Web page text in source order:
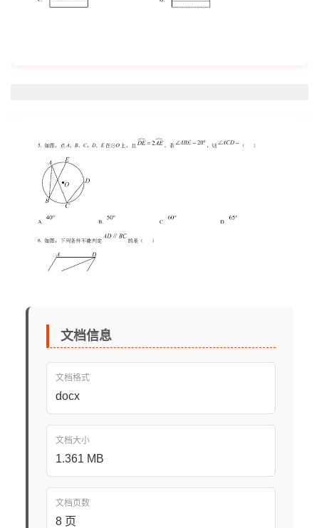
文档信息
文档格式
docx
文档大小
1.361 MB
文档页数
8 页